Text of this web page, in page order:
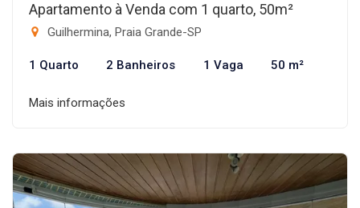
Apartamento à Venda com 1 quarto, 50m²
Guilhermina, Praia Grande-SP
1 Quarto 2 Banheiros 1 Vaga 50 m²
Mais informações